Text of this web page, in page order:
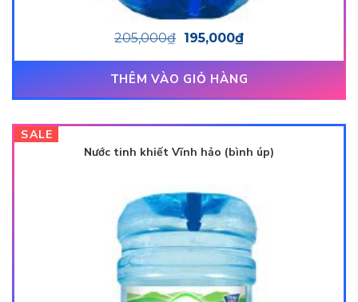
205,000₫ 195,000₫
THÊM VÀO GIỎ HÀNG
SALE
Nước tinh khiết Vĩnh hảo (bình úp)